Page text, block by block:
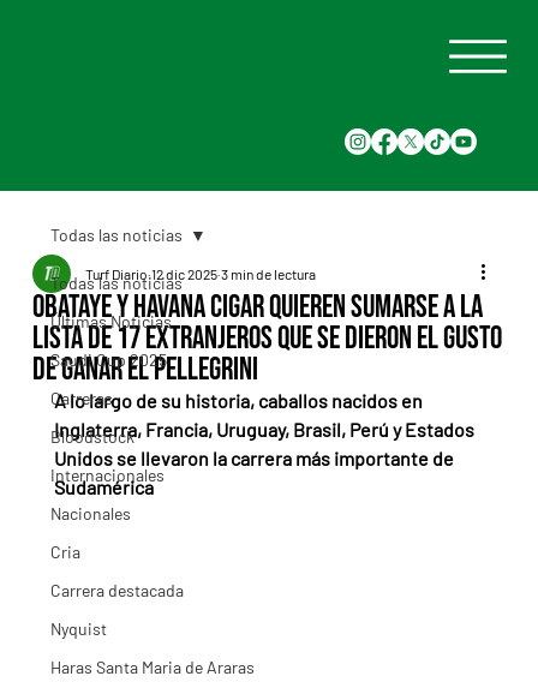
Todas las noticias
Últimas Noticias
Saudi Cup 2025
Carreras
Bloodstock
Internacionales
Nacionales
Cria
Carrera destacada
Nyquist
Haras Santa Maria de Araras
Todas las noticias
Obataye y Havana Cigar quieren sumarse a la
lista de 17 extranjeros que se dieron el gusto
de ganar el Pellegrini
Turf Diario 12 dic 2025 3 min de lectura
A lo largo de su historia, caballos nacidos en
Inglaterra, Francia, Uruguay, Brasil, Perú y Estados
Unidos se llevaron la carrera más importante de
Sudamérica